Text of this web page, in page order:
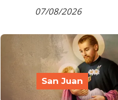
07/08/2026
San Juan